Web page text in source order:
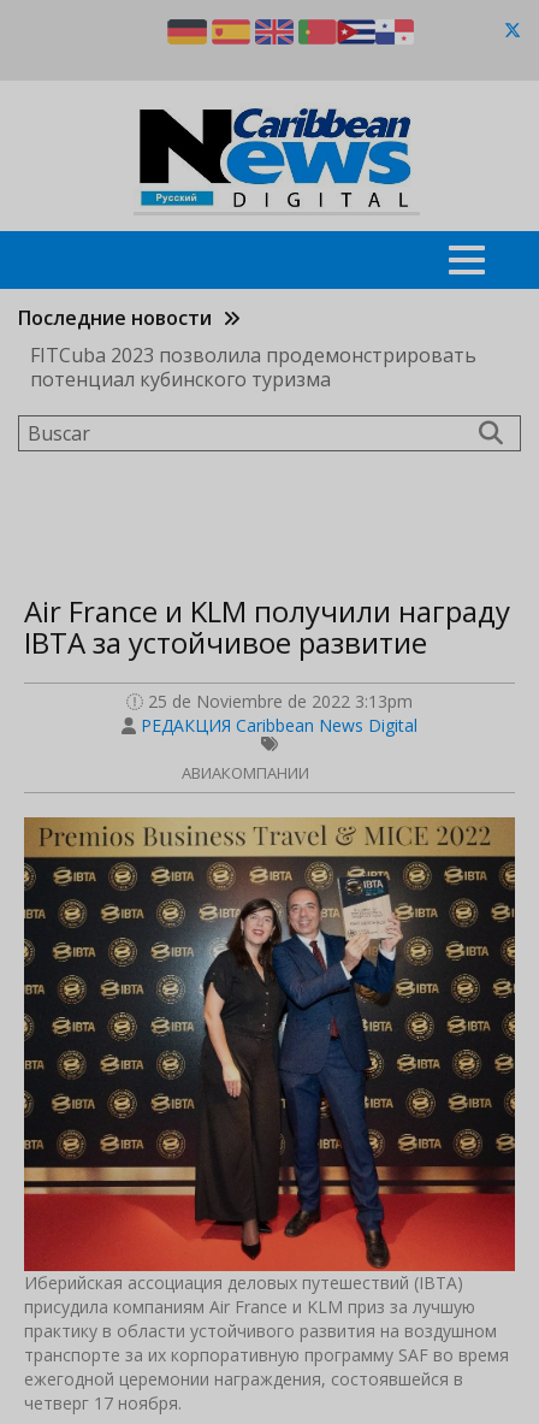
Последние новости
FITCuba 2023 позволила продемонстрировать
потенциал кубинского туризма
Buscar
Air France и KLM получили награду
IBTA за устойчивое развитие
25 de Noviembre de 2022 3:13pm
РЕДАКЦИЯ Caribbean News Digital
АВИАКОМПАНИИ
Иберийская ассоциация деловых путешествий (IBTA)
присудила компаниям Air France и KLM приз за лучшую
практику в области устойчивого развития на воздушном
транспорте за их корпоративную программу SAF во время
ежегодной церемонии награждения, состоявшейся в
четверг 17 ноября.